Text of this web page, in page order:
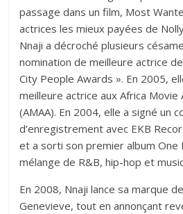
passage dans un film, Most
actrices les mieux payées de
Nnaji a décroché plusieurs
nomination de meilleure actrice
City People Awards ». En 2005,
meilleure actrice aux Africa Movie
(AMAA). En 2004, elle a signé un
d’enregistrement avec EKB
et a sorti son premier album One
mélange de R&B, hip-hop et
En 2008, Nnaji lance sa marque
Genevieve, tout en annonçant